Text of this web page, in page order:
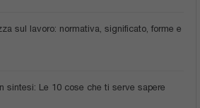
sul lavoro: normativa, significato, forme e
sintesi: Le 10 cose che ti serve sapere